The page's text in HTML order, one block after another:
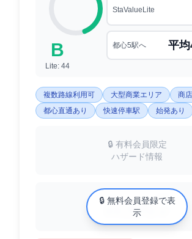
B
Lite: 44
StaValueLite
都心5駅へ 平
複数路線利用可 大型商業エリア
商
都心直通あり
快速停車駅 始発あり
🔒 有料会員限定
ハザード情報
中古マンション相場
XX万円/㎡
🔒 無料会員登録で表
示